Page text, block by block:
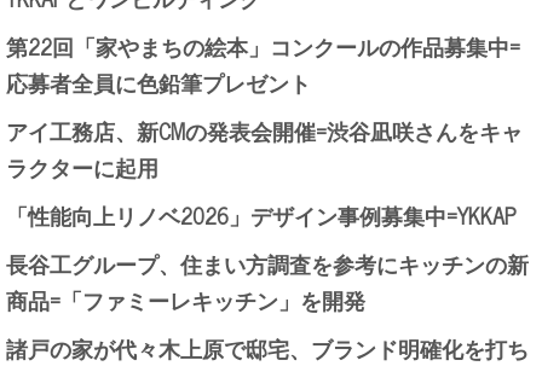
第22回「家やまちの絵本」コンクールの作品募集中=
応募者全員に色鉛筆プレゼント
アイ工務店、新CMの発表会開催=渋谷凪咲さんをキャ
ラクターに起用
「性能向上リノベ2026」デザイン事例募集中=YKKAP
長谷工グループ、住まい方調査を参考にキッチンの新
商品=「ファミーレキッチン」を開発
諸戸の家が代々木上原で邸宅、ブランド明確化を打ち